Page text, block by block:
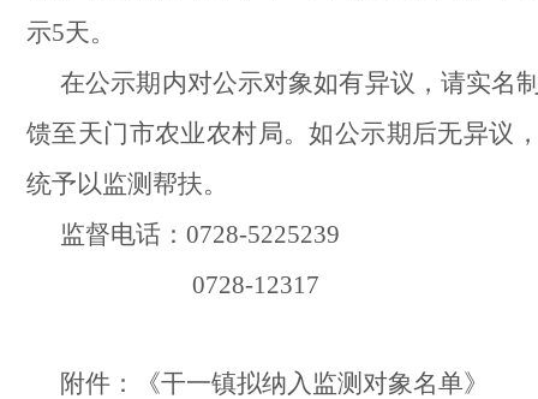
示5天。
在公示期内对公示对象如有异议，请实名
馈至天门市农业农村局。如公示期后无异议
统予以监测帮扶。
监督电话： 0728-5225239
0728-12317
附件：《干一镇拟纳入监测对象名单》